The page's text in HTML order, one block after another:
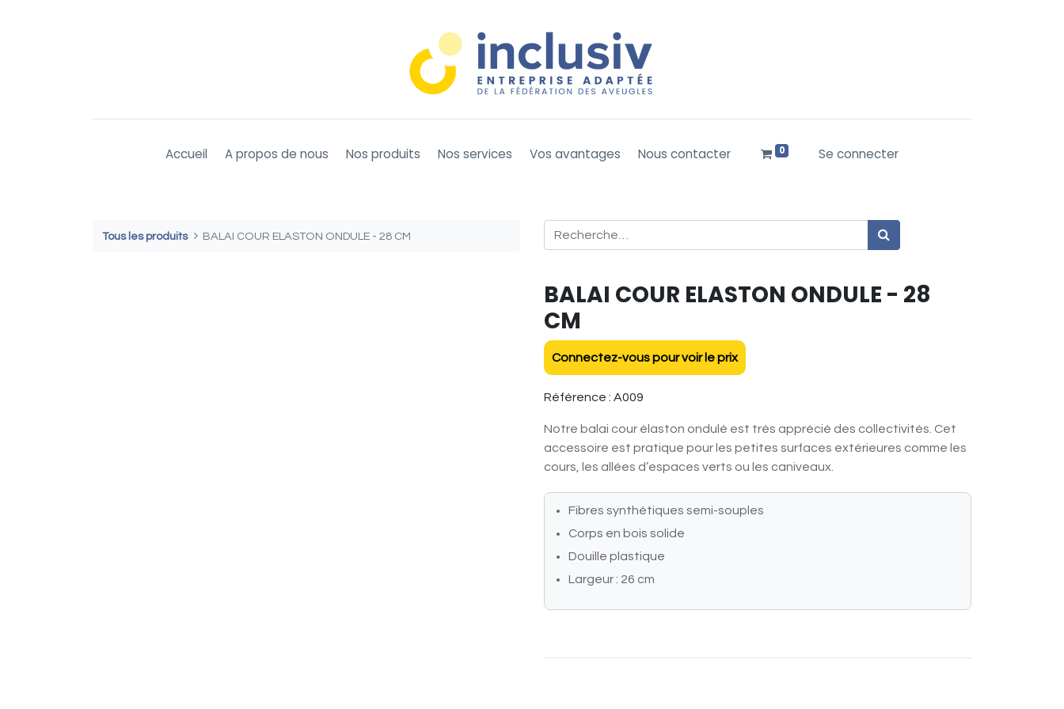
Accueil A propos de nous Nos produits Nos services Vos avantages Nous contacter 0 Se connecter
Tous les produits BALAI COUR ELASTON ONDULE - 28 CM
BALAI COUR ELASTON ONDULE - 28
CM
Connectez-vous pour voir le prix
Référence : A009
Notre balai cour élaston ondulé est très apprécié des collectivités. Cet
accessoire est pratique pour les petites surfaces extérieures comme les
cours, les allées d’espaces verts ou les caniveaux.
Fibres synthétiques semi-souples
Corps en bois solide
Douille plastique
Largeur : 26 cm